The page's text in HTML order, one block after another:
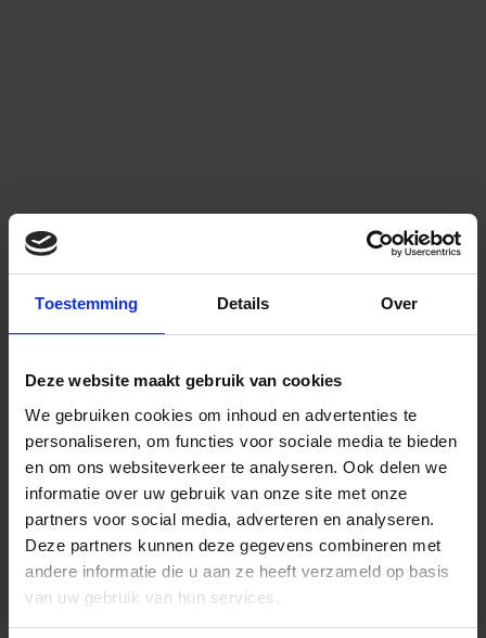
Toestemming Details Over
Deze website maakt gebruik van cookies
We gebruiken cookies om inhoud en advertenties te
personaliseren, om functies voor sociale media te bieden
en om ons websiteverkeer te analyseren. Ook delen we
informatie over uw gebruik van onze site met onze
partners voor social media, adverteren en analyseren.
Deze partners kunnen deze gegevens combineren met
andere informatie die u aan ze heeft verzameld op basis
van uw gebruik van hun services.